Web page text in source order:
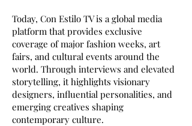
Today, Con Estilo TV is a global media
platform that provides exclusive
coverage of major fashion weeks, art
fairs, and cultural events around the
world. Through interviews and elevated
storytelling, it highlights visionary
designers, influential personalities, and
emerging creatives shaping
contemporary culture.